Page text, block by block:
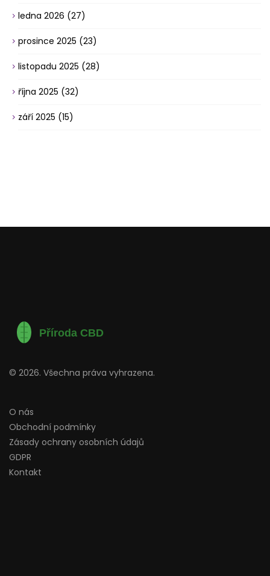
ledna 2026 (27)
prosince 2025 (23)
listopadu 2025 (28)
října 2025 (32)
září 2025 (15)
© 2026. Všechna práva vyhrazena.
O nás
Obchodní podmínky
Zásady ochrany osobních údajů
GDPR
Kontakt